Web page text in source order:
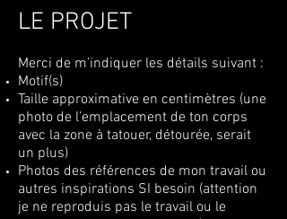
LE PROJET
Merci de m’indiquer les détails suivant :
Motif(s)
Taille approximative en centimètres (une
photo de l’emplacement de ton corps
avec la zone à tatouer, détourée, serait
un plus)
Photos des références de mon travail ou
autres inspirations SI besoin (attention
je ne reproduis pas le travail ou le